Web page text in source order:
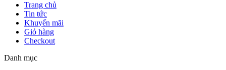
Trang chủ
Tin tức
Khuyến mãi
Giỏ hàng
Checkout
Danh mục